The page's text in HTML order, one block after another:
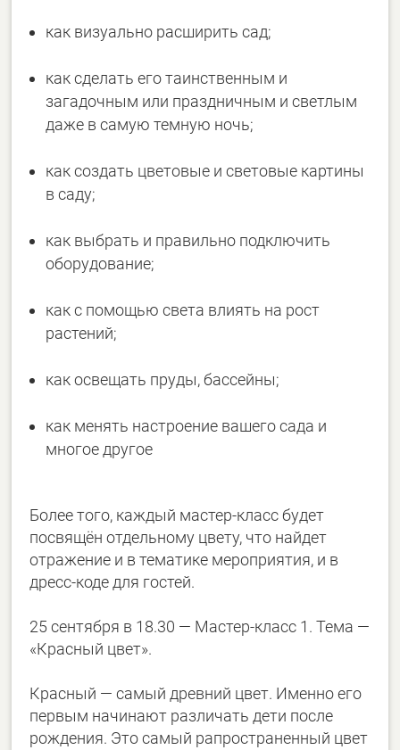
как визуально расширить сад;
как сделать его таинственным и
загадочным или праздничным и светлым
даже в самую темную ночь;
как создать цветовые и световые картины
в саду;
как выбрать и правильно подключить
оборудование;
как с помощью света влиять на рост
растений;
как освещать пруды, бассейны;
как менять настроение вашего сада и
многое другое
Более того, каждый мастер-класс будет
посвящён отдельному цвету, что найдет
отражение и в тематике мероприятия, и в
дресс-коде для гостей.
25 сентября в 18.30 — Мастер-класс 1. Тема —
«Красный цвет».
Красный — самый древний цвет. Именно его
первым начинают различать дети после
рождения. Это самый рапространенный цвет